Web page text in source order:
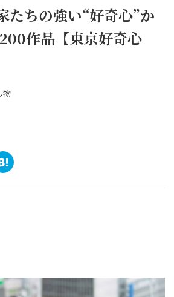
たちの強い“好奇心”か
作品【東京好奇心
物